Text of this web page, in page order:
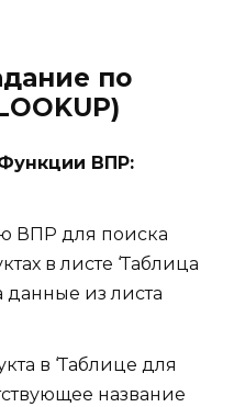
по
ВПР:
ВПР для поиска
в листе ‘Таблица
данные из листа
в ‘Таблице для
название